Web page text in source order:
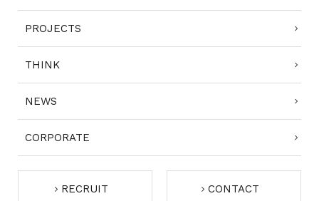
PROJECTS
THINK
NEWS
CORPORATE
RECRUIT CONTACT